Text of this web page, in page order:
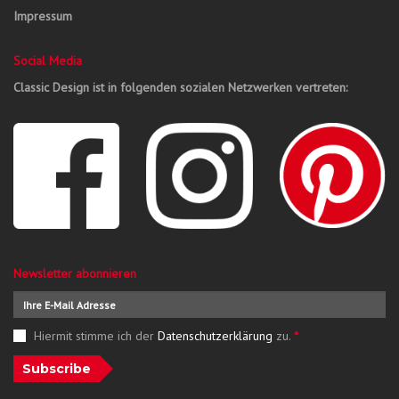
Impressum
Social Media
Classic Design ist in folgenden sozialen Netzwerken vertreten:
Newsletter abonnieren
Hiermit stimme ich der Datenschutzerklärung zu. *
Subscribe